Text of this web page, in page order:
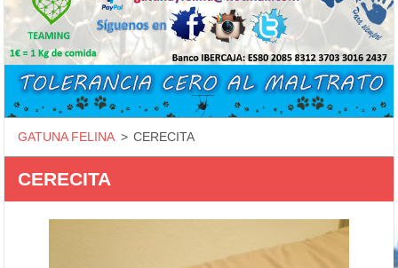
GATUNA FELINA > CERECITA
CERECITA